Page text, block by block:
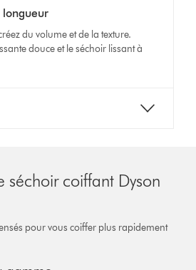
longueur
du volume et de la texture.
douce et le séchoir lissant à
séchoir coiffant Dyson
pour vous coiffer plus rapidement